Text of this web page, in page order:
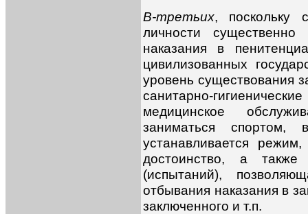
В-третьих, поскольку
личности
наказания в
цивилизованных
уровень существования
санитарно-
медицинское
заниматься спортом,
устанавливается
достоинство, а
(испытаний),
отбывания наказания в
заключенного и т.п.